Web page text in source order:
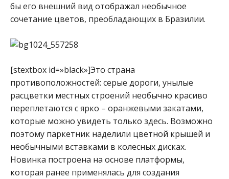
бы его внешний вид отображал необычное
сочетание цветов, преобладающих в Бразилии.
[stextbox id=»black»]Это страна
противоположностей: серые дороги, унылые
расцветки местных строений необычно красиво
переплетаются с ярко – оранжевыми закатами,
которые можно увидеть только здесь. Возможно
поэтому паркетник наделили цветной крышей и
необычными вставками в колесных дисках.
Новинка построена на основе платформы,
которая ранее применялась для создания